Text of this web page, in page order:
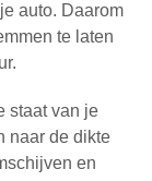
auto. Daarom
te laten
staat van je
naar de dikte
en